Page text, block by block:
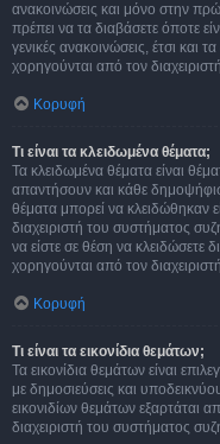
ανακοινώσεις και μόνο στην
πρέπει να τα διαβάσετε όποτε
γενικές ανακοινώσεις, έτσι και
χορηγούνται από τον
Κορυφή
Τι είναι τα κλειδωμένα θέματα;
Τα κλειδωμένα θέματα είναι
απαντήσουν και κάθε
θέματα μπορεί να κλειδώθηκαν
διαχειριστή του συστήματος
να είστε σε θέση να κλειδώσετε
χορηγούνται από τον
Κορυφή
Τι είναι τα εικονίδια θεμάτων;
Τα εικονίδια θεμάτων είναι
με δημοσιεύσεις και
εικονιδίων θεμάτων εξαρτάται
διαχειριστή του συστήματος